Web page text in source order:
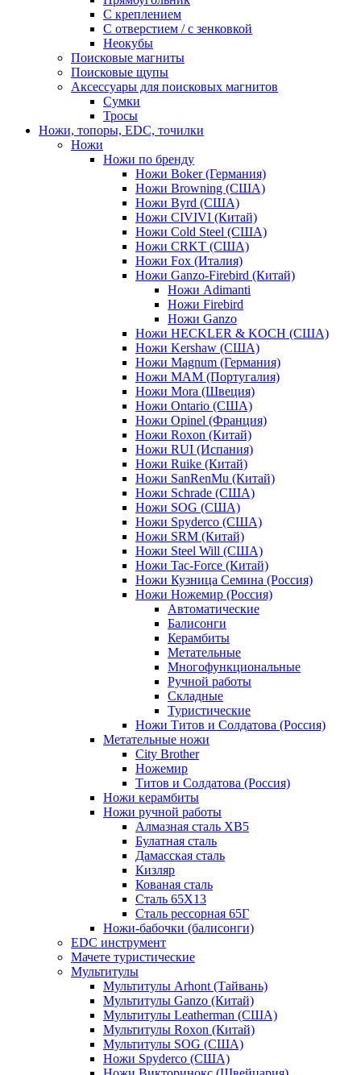
С креплением
С отверстием / с зенковкой
Неокубы
Поисковые магниты
Поисковые щупы
Аксессуары для поисковых магнитов
Сумки
Тросы
Ножи, топоры, EDC, точилки
Ножи
Ножи по бренду
Ножи Boker (Германия)
Ножи Browning (США)
Ножи Byrd (США)
Ножи CIVIVI (Китай)
Ножи Cold Steel (США)
Ножи CRKT (США)
Ножи Fox (Италия)
Ножи Ganzo-Firebird (Китай)
Ножи Adimanti
Ножи Firebird
Ножи Ganzo
Ножи HECKLER & KOCH (США)
Ножи Kershaw (США)
Ножи Magnum (Германия)
Ножи MAM (Португалия)
Ножи Mora (Швеция)
Ножи Ontario (США)
Ножи Opinel (Франция)
Ножи Roxon (Китай)
Ножи RUI (Испания)
Ножи Ruike (Китай)
Ножи SanRenMu (Китай)
Ножи Schrade (США)
Ножи SOG (США)
Ножи Spyderco (США)
Ножи SRM (Китай)
Ножи Steel Will (США)
Ножи Tac-Force (Китай)
Ножи Кузница Семина (Россия)
Ножи Ножемир (Россия)
Автоматические
Балисонги
Керамбиты
Метательные
Многофункциональные
Ручной работы
Складные
Туристические
Ножи Титов и Солдатова (Россия)
Метательные ножи
City Brother
Ножемир
Титов и Солдатова (Россия)
Ножи керамбиты
Ножи ручной работы
Алмазная сталь ХВ5
Булатная сталь
Дамасская сталь
Кизляр
Кованая сталь
Сталь 65Х13
Сталь рессорная 65Г
Ножи-бабочки (балисонги)
EDC инструмент
Мачете туристические
Мультитулы
Мультитулы Arhont (Тайвань)
Мультитулы Ganzo (Китай)
Мультитулы Leatherman (США)
Мультитулы Roxon (Китай)
Мультитулы SOG (США)
Ножи Spyderco (США)